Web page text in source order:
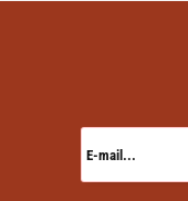
mail...